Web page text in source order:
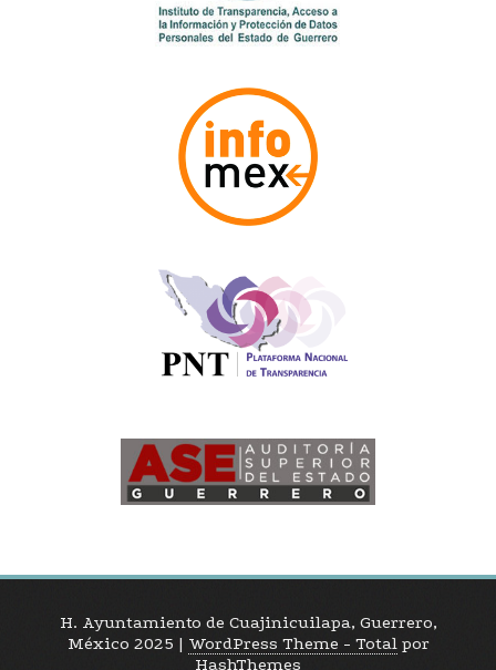
H. Ayuntamiento de Cuajinicuilapa, Guerrero,
México 2025 | WordPress Theme - Totalpor
HashThemes